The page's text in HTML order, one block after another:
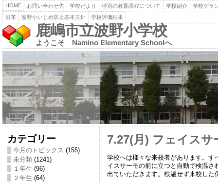
HOME お問い合わせ先 学校だより 特別の教育課程について 学校紹介
学校グラ
沿革
波野小いじめ防止基本方針 学校評価結果
鹿嶋市立波野小学校
ようこそ Namino Elementary Schoolへ
カテゴリー
今月のトピックス (155)
未分類(1241)
１年生 (96)
２年生 (64)
7.27(月) フェイス
学校へは様々な来校者があります。
イスサーモの前に立つと自動で検温
出ていただきます。検温せず来校した